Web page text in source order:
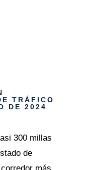
TRÁFICO
DE 2024
300 millas
de